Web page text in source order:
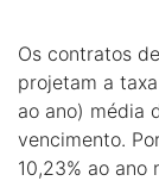
Os contratos
projetam a
ao ano) média
vencimento.
10,23% ao